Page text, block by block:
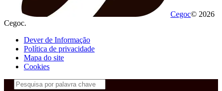
Cegoc© 2026
Cegoc.
Dever de Informação
Política de privacidade
Mapa do site
Cookies